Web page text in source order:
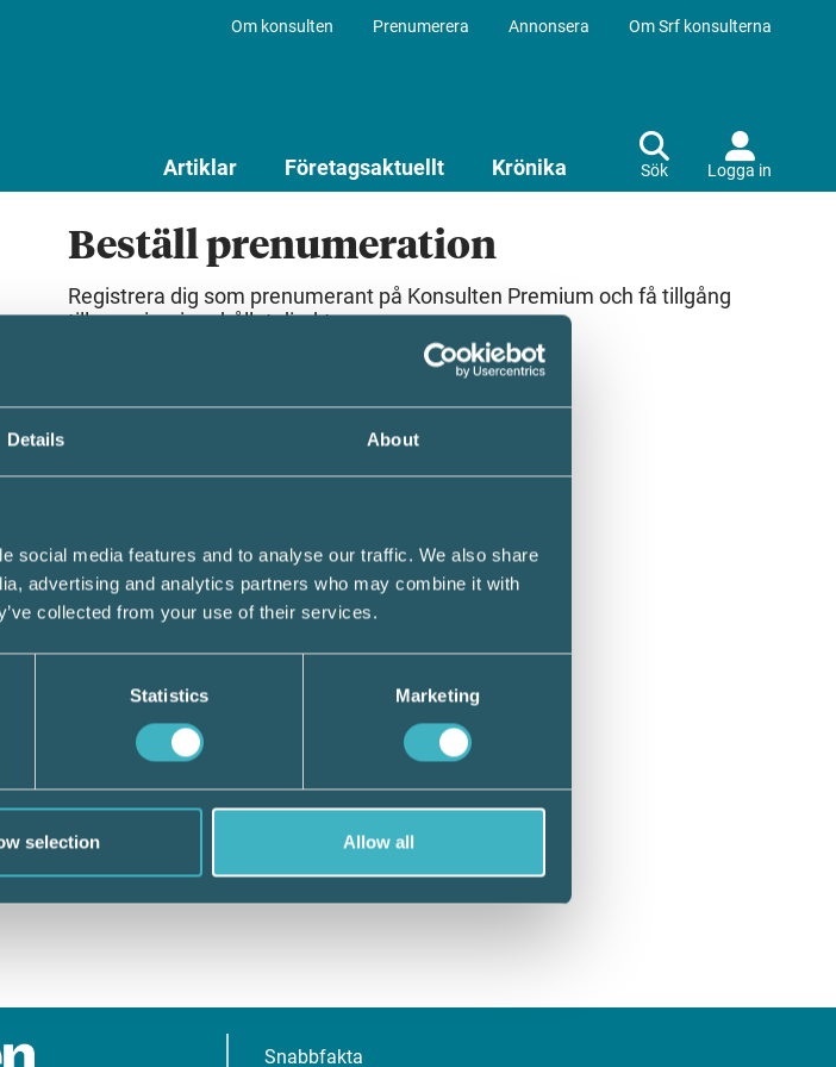
Details About
social media features and to analyse our traffic. We also share
advertising and analytics partners who may combine it with
collected from your use of their services.
Statistics Marketing
selection Allow all
Om konsulten Prenumerera Annonsera Om Srf konsulterna
Artiklar Företagsaktuellt Krönika Sök Logga in
Beställ prenumeration
Registrera dig som prenumerant på Konsulten Premium och få tillgång
till premiuminnehållet direkt.
Snabbfakta